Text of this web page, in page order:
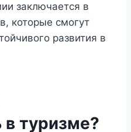
заключается в
которые смогут
развития в
в туризме?